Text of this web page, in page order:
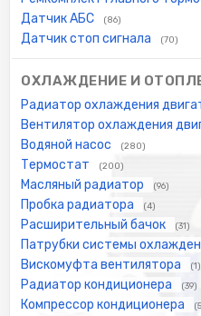
Датчик АБС (86)
Датчик стоп сигнала (70)
ОХЛАЖДЕНИЕ И
Радиатор охлаждения
Вентилятор охлаждения
Водяной насос (280)
Термостат (200)
Масляный радиатор (96)
Пробка радиатора (4)
Расширительный бачок (31)
Патрубки системы
Вискомуфта вентилятора (1)
Радиатор кондиционера (39)
Компрессор кондиционера